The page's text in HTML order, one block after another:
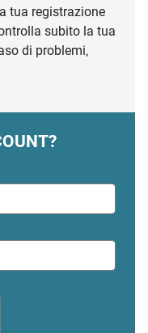
tua registrazione
subito la tua
di problemi,